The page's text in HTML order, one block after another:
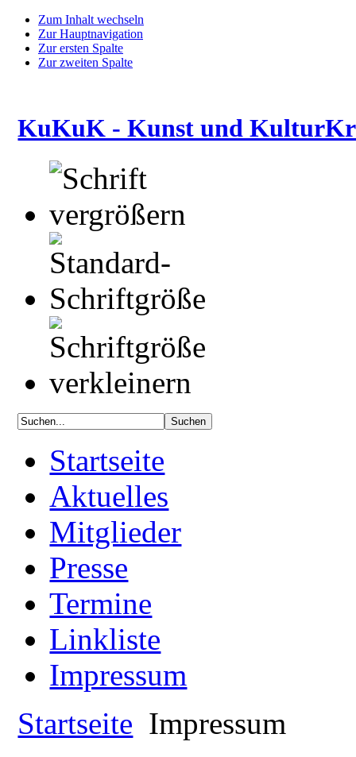
Zum Inhalt wechseln
Zur Hauptnavigation
Zur ersten Spalte
Zur zweiten Spalte
KuKuK - Kunst und
Startseite
Aktuelles
Mitglieder
Presse
Termine
Linkliste
Impressum
Startseite Impressum